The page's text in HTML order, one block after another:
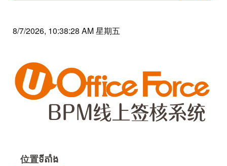
8/7/2026, 10:38:28 AM 星期五
位置ទីតាំង